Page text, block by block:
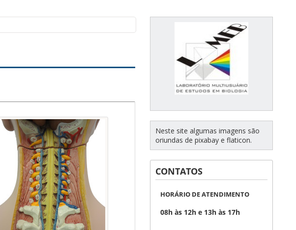
Neste site algumas imagens são
oriundas de pixabay e flaticon.
CONTATOS
HORÁRIO DE ATENDIMENTO
08h às 12h e 13h às 17h